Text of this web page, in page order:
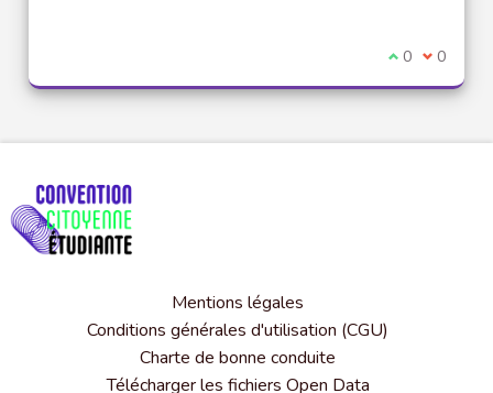
Je suis
0 Je ne
0
Mentions légales
Conditions générales d'utilisation (CGU)
Charte de bonne conduite
Télécharger les fichiers Open Data